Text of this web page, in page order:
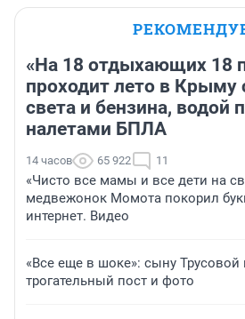
«На 18 отдыхающих 18
проходит лето в Крыму
света и бензина, водой
налетами БПЛА
14 часов 65 922 11
«Чисто все мамы и все дети на
медвежонок Момота покорил
интернет. Видео
«Все еще в шоке»: сыну
трогательный пост и фото